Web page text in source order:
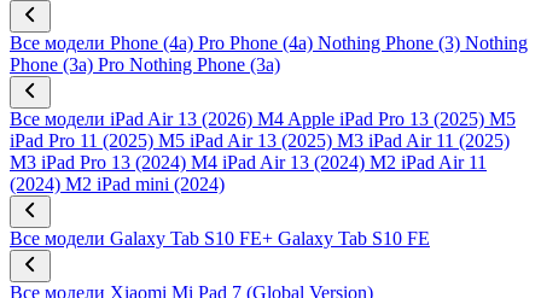
Все модели Phone (4a) Pro Phone (4a) Nothing Phone (3) Nothing
Phone (3a) Pro Nothing Phone (3a)
Все модели iPad Air 13 (2026) M4 Apple iPad Pro 13 (2025) M5
iPad Pro 11 (2025) M5 iPad Air 13 (2025) M3 iPad Air 11 (2025)
M3 iPad Pro 13 (2024) M4 iPad Air 13 (2024) M2 iPad Air 11
(2024) M2 iPad mini (2024)
Все модели Galaxy Tab S10 FE+ Galaxy Tab S10 FE
Все модели Xiaomi Mi Pad 7 (Global Version)